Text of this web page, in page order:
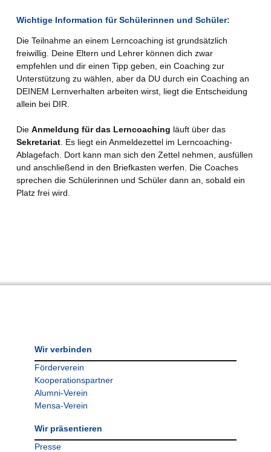
Wichtige Information für Schülerinnen und Schüler:
Die Teilnahme an einem Lerncoaching ist grundsätzlich
freiwillig. Deine Eltern und Lehrer können dich zwar
empfehlen und dir einen Tipp geben, ein Coaching zur
Unterstützung zu wählen, aber da DU durch ein Coaching an
DEINEM Lernverhalten arbeiten wirst, liegt die Entscheidung
allein bei DIR.
Die Anmeldung für das Lerncoaching läuft über das
Sekretariat. Es liegt ein Anmeldezettel im Lerncoaching-
Ablagefach. Dort kann man sich den Zettel nehmen, ausfüllen
und anschließend in den Briefkasten werfen. Die Coaches
sprechen die Schülerinnen und Schüler dann an, sobald ein
Platz frei wird.
Wir verbinden
Förderverein
Kooperationspartner
Alumni-Verein
Mensa-Verein
Wir präsentieren
Presse